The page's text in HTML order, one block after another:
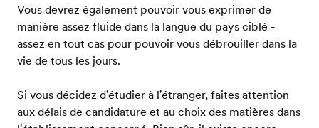
Vous devrez également pouvoir vous exprimer de
manière assez fluide dans la langue du pays ciblé -
assez en tout cas pour pouvoir vous débrouiller dans la
vie de tous les jours.
Si vous décidez d'étudier à l'étranger, faites attention
aux délais de candidature et au choix des matières dans